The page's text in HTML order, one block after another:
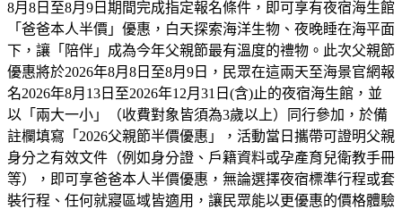
8月8日至8月9日期間完成指定報名條件，即可享有夜宿海生館
「爸爸本人半價」優惠，白天探索海洋生物、夜晚睡在海平面
下，讓「陪伴」成為今年父親節最有溫度的禮物。此次父親節
優惠將於2026年8月8日至8月9日，民眾在這兩天至海景官網報
名2026年8月13日至2026年12月31日(含)止的夜宿海生館，並
以「兩大一小」（收費對象皆須為3歲以上）同行參加，於備
註欄填寫「2026父親節半價優惠」，活動當日攜帶可證明父親
身分之有效文件（例如身分證、戶籍資料或孕產育兒衛教手冊
等），即可享爸爸本人半價優惠，無論選擇夜宿標準行程或套
裝行程、任何就寢區域皆適用，讓民眾能以更優惠的價格體驗